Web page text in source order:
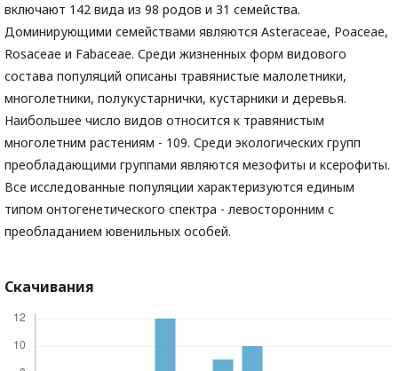
включают 142 вида из 98 родов и 31 семейства.
Доминирующими семействами являются Asteraceae, Poaceae,
Rosaceae и Fabaceae. Среди жизненных форм видового
состава популяций описаны травянистые малолетники,
многолетники, полукустарнички, кустарники и деревья.
Наибольшее число видов относится к травянистым
многолетним растениям - 109. Среди экологических групп
преобладающими группами являются мезофиты и ксерофиты.
Все исследованные популяции характеризуются единым
типом онтогенетического спектра - левосторонним с
преобладанием ювенильных особей.
Скачивания